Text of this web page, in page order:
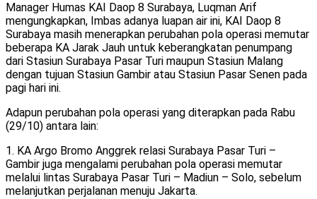
Manager Humas KAI Daop 8 Surabaya, Luqman Arif
mengungkapkan, Imbas adanya luapan air ini, KAI Daop 8
Surabaya masih menerapkan perubahan pola operasi memutar
beberapa KA Jarak Jauh untuk keberangkatan penumpang
dari Stasiun Surabaya Pasar Turi maupun Stasiun Malang
dengan tujuan Stasiun Gambir atau Stasiun Pasar Senen pada
pagi hari ini.
Adapun perubahan pola operasi yang diterapkan pada Rabu
(29/10) antara lain:
1. KA Argo Bromo Anggrek relasi Surabaya Pasar Turi –
Gambir juga mengalami perubahan pola operasi memutar
melalui lintas Surabaya Pasar Turi – Madiun – Solo, sebelum
melanjutkan perjalanan menuju Jakarta.